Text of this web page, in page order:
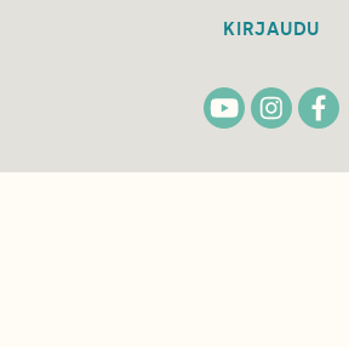
KIRJAUDU